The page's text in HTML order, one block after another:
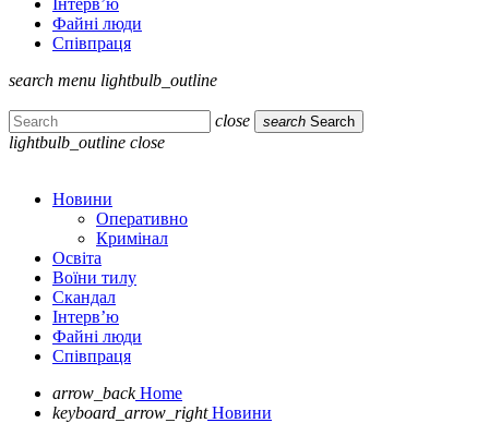
Файні люди
Співпраця
search menu lightbulb_outline
close search Search
lightbulb_outline close
Новини
Оперативно
Кримінал
Освіта
Воїни тилу
Скандал
Інтерв’ю
Файні люди
Співпраця
arrow_back Home
keyboard_arrow_right Новини